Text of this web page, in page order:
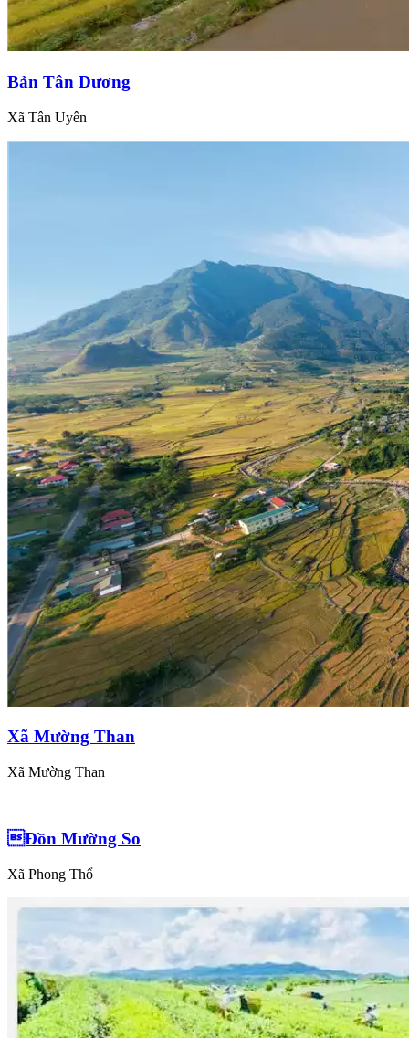
Bản Tân Dương
Xã Tân Uyên
Xã Mường Than
Xã Mường Than
Đồn Mường So
Xã Phong Thổ